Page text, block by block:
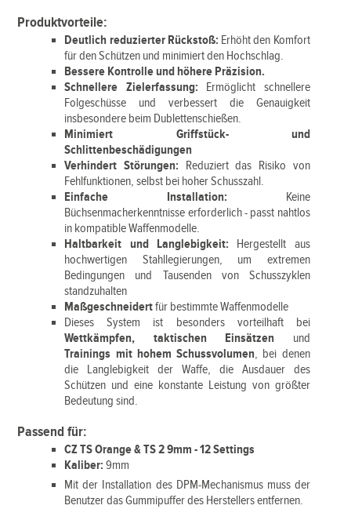
Produktvorteile:
Deutlich reduzierter Rückstoß: Erhöht den Komfort
für den Schützen und minimiert den Hochschlag.
Bessere Kontrolle und höhere Präzision.
Schnellere Zielerfassung: Ermöglicht schnellere
Folgeschüsse und verbessert die Genauigkeit
insbesondere beim Dublettenschießen.
Minimiert Griffstück- und
Schlittenbeschädigungen
Verhindert Störungen: Reduziert das Risiko von
Fehlfunktionen, selbst bei hoher Schusszahl.
Einfache Installation: Keine
Büchsenmacherkenntnisse erforderlich - passt nahtlos
in kompatible Waffenmodelle.
Haltbarkeit und Langlebigkeit: Hergestellt aus
hochwertigen Stahllegierungen, um extremen
Bedingungen und Tausenden von Schusszyklen
standzuhalten
Maßgeschneidertfür bestimmte Waffenmodelle
Dieses System ist besonders vorteilhaft bei
Wettkämpfen, taktischen Einsätzen und
Trainings mit hohem Schussvolumen, bei denen
die Langlebigkeit der Waffe, die Ausdauer des
Schützen und eine konstante Leistung von größter
Bedeutung sind.
Passend für:
CZ TS Orange & TS 2 9mm - 12 Settings
Kaliber: 9mm
Mit der Installation des DPM-Mechanismus muss der
Benutzer das Gummipuffer des Herstellers entfernen.